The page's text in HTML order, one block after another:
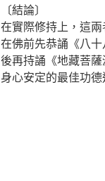
〔結論〕
在實際修持上，這
在佛前先恭誦《八
後再持誦《地藏菩
身心安定的最佳功德